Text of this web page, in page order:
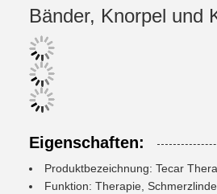
Bänder, Knorpel und
Eigenschaften:
Produktbezeichnung: Tecar
Funktion: Therapie,